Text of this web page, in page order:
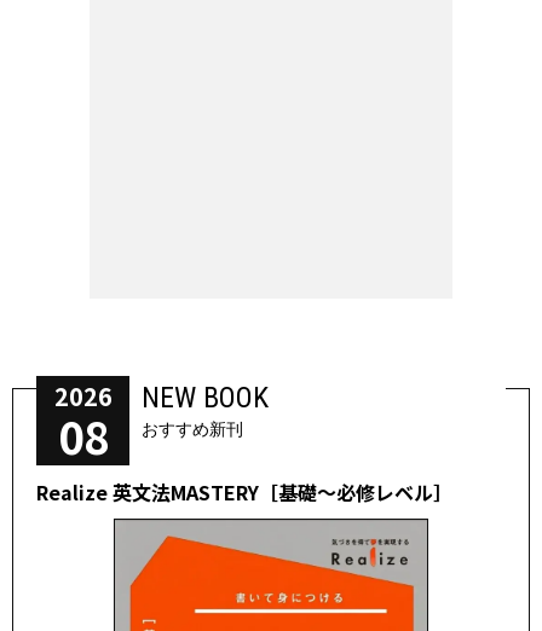
2026
08
NEW BOOK
おすすめ新刊
Realize 英文法MASTERY［基礎～必修レベル］